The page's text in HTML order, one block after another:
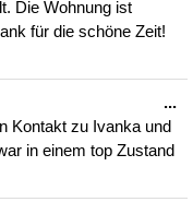
Die Wohnung ist
für die schöne Zeit!
Kontakt zu Ivanka und
in einem top Zustand
...